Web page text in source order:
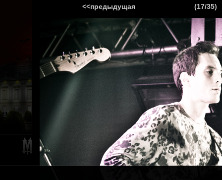
ГЛАВНАЯ
<<предыдущая (17/35)